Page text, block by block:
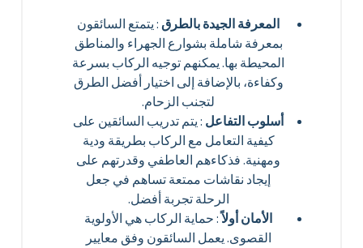
المعرفة الجيدة بالطرق: يتمتع السائقون
بمعرفة شاملة بشوارع الجهراء والمناطق
المحيطة بها. يمكنهم توجيه الركاب بسرعة
وكفاءة، بالإضافة إلى اختيار أفضل الطرق
لتجنب الزحام.
أسلوب التفاعل: يتم تدريب السائقين على
كيفية التعامل مع الركاب بطريقة ودية
ومهنية. فذكاءهم العاطفي وقدرتهم على
إيجاد نقاشات ممتعة تساهم في جعل
الرحلة تجربة أفضل.
الأمان أولاً: حماية الركاب هي الأولوية
القصوى. يعمل السائقون وفق معايير